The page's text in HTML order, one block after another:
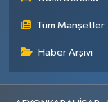
Tüm Manşetler
Haber Arşivi